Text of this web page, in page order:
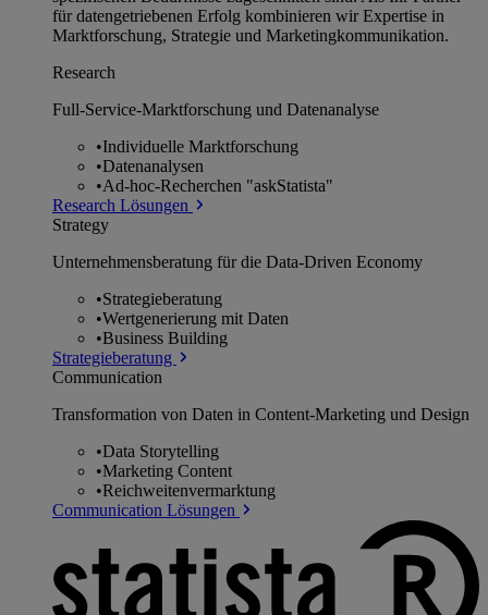
für datengetriebenen Erfolg kombinieren wir Expertise in
Marktforschung, Strategie und Marketingkommunikation.
Research
Full-Service-Marktforschung und Datenanalyse
•Individuelle Marktforschung
•Datenanalysen
•Ad-hoc-Recherchen "askStatista"
Research Lösungen
Strategy
Unternehmens­beratung für die Data-Driven Economy
•Strategieberatung
•Wertgenerierung mit Daten
•Business Building
Strategieberatung
Communication
Transformation von Daten in Content-Marketing und Design
•Data Storytelling
•Marketing Content
•Reichweitenvermarktung
Communication Lösungen